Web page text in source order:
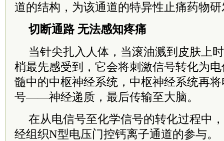
道的结构，为该通道的特异性止痛药物
切断通路 无法感知疼痛
当针尖扎入人体，当滚油溅到皮肤上
梢最先感受到，它会将刺激信号转化为
髓中的中枢神经系统，中枢神经系统再
号——神经递质，最后传输至大脑。
在从电信号至化学信号的转化过程中
经组织N型电压门控钙离子通道的参与。